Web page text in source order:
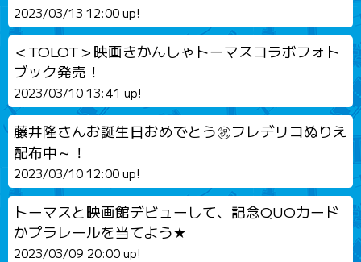
2023/03/13 12:00 up!
＜TOLOT＞映画きかんしゃトーマスコラボフォト
ブック発売！
2023/03/10 13:41 up!
藤井隆さんお誕生日おめでとう㊗フレデリコぬりえ
配布中～！
2023/03/10 12:00 up!
トーマスと映画館デビューして、記念QUOカード
かプラレールを当てよう★
2023/03/09 20:00 up!